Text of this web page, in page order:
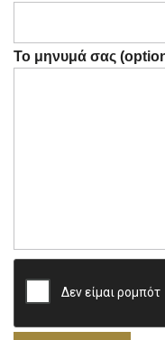
Το μηνυμά σας